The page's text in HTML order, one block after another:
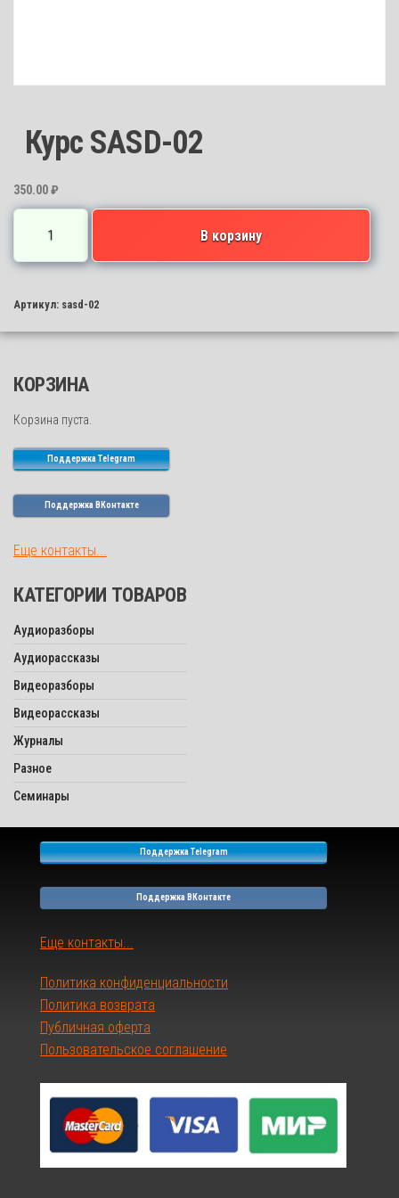
Курс SASD-02
350.00₽
товара
Курс
02
В корзину
Артикул: sasd-02
КОРЗИНА
Корзина пуста.
Поддержка Telegram
Поддержка ВКонтакте
Еще контакты...
КАТЕГОРИИ ТОВАРОВ
Аудиоразборы
Аудиорассказы
Видеоразборы
Видеорассказы
Журналы
Разное
Семинары
Поддержка Telegram
Поддержка ВКонтакте
Еще контакты...
Политика конфиденциальности
Политика возврата
Публичная оферта
Пользовательское соглашение